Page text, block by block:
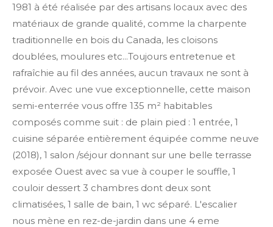
1981 à été réalisée par des artisans locaux avec des
matériaux de grande qualité, comme la charpente
traditionnelle en bois du Canada, les cloisons
doublées, moulures etc...Toujours entretenue et
rafraîchie au fil des années, aucun travaux ne sont à
prévoir. Avec une vue exceptionnelle, cette maison
semi-enterrée vous offre 135 m² habitables
composés comme suit : de plain pied : 1 entrée, 1
cuisine séparée entièrement équipée comme neuve
(2018), 1 salon /séjour donnant sur une belle terrasse
exposée Ouest avec sa vue à couper le souffle, 1
couloir dessert 3 chambres dont deux sont
climatisées, 1 salle de bain, 1 wc séparé. L'escalier
nous mène en rez-de-jardin dans une 4 eme